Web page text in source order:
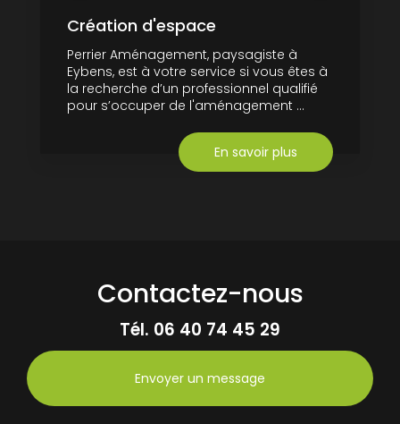
Création d'espace
Perrier Aménagement, paysagiste à
Eybens, est à votre service si vous êtes à
la recherche d’un professionnel qualifié
pour s’occuper de l'aménagement ...
En savoir plus
Contactez-nous
Tél. 06 40 74 45 29
Envoyer un message